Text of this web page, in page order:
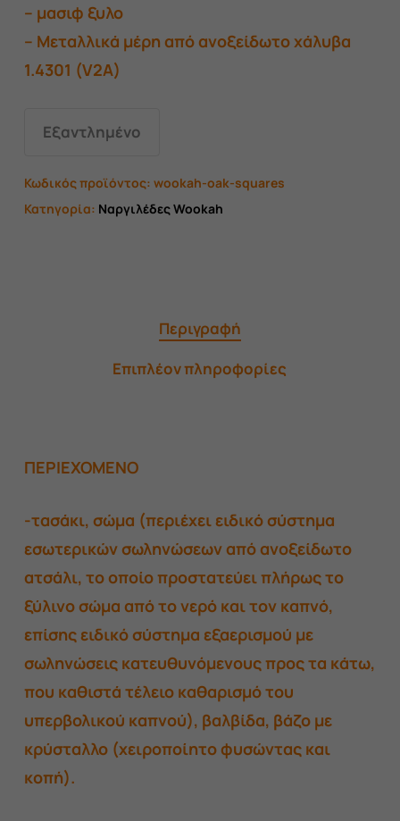
– μασιφ ξυλο
– Μεταλλικά μέρη από ανοξείδωτο χάλυβα
1.4301 (V2A)
Εξαντλημένο
Κωδικός προϊόντος: wookah-oak-squares
Κατηγορία: Ναργιλέδες Wookah
Περιγραφή
Επιπλέον πληροφορίες
ΠΕΡΙΕΧΟΜΕΝΟ
-τασάκι, σώμα (περιέχει ειδικό σύστημα
εσωτερικών σωληνώσεων από ανοξείδωτο
ατσάλι, το οποίο προστατεύει πλήρως το
ξύλινο σώμα από το νερό και τον καπνό,
επίσης ειδικό σύστημα εξαερισμού με
σωληνώσεις κατευθυνόμενους προς τα κάτω,
που καθιστά τέλειο καθαρισμό του
υπερβολικού καπνού), βαλβίδα, βάζο με
κρύσταλλο (χειροποίητο φυσώντας και
κοπή).